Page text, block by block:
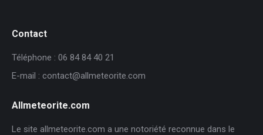
Contact
Téléphone : 06 84 84 40 21
E-mail : contact@allmeteorite.com
Allmeteorite.com
Le site allmeteorite.com a une notoriété reconnue dans le